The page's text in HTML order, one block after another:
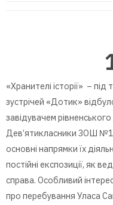
«Хранителі історії» –
зустрічей «Дотик»
завідувачем
Дев’ятикласники ЗОШ
основні напрямки їх
постійні експозиції, як
справа. Особливий
про перебування Уласа